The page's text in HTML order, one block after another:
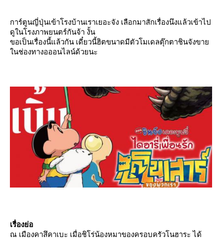
การ์ตูนญี่ปุ่นเข้าโรงบ้านเราเยอะจัง เลือกมาสักเรื่องนึงแล้วเข้าไป
ดูในโรงภาพยนตร์กันจ้า งั้น
ขอเป็นเรื่องนี้แล้วกัน เดี๋ยวนี้ฮิตขนาดมีตัวโมเดลตุ๊กตาชินจังขา
นช่องทางอออนไลน์ด้วยนะ
เรื่องย่อ
ณ เมืองคาสึคาเบะ เมื่อชิโร่น้องหมาของครอบครัวโนฮาระ ได้